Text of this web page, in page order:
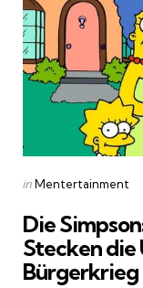
Posted
inMentertainment
Die
Stecken die
Bürgerkrieg